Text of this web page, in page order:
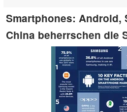
Smartphones: Android,
China beherrschen die